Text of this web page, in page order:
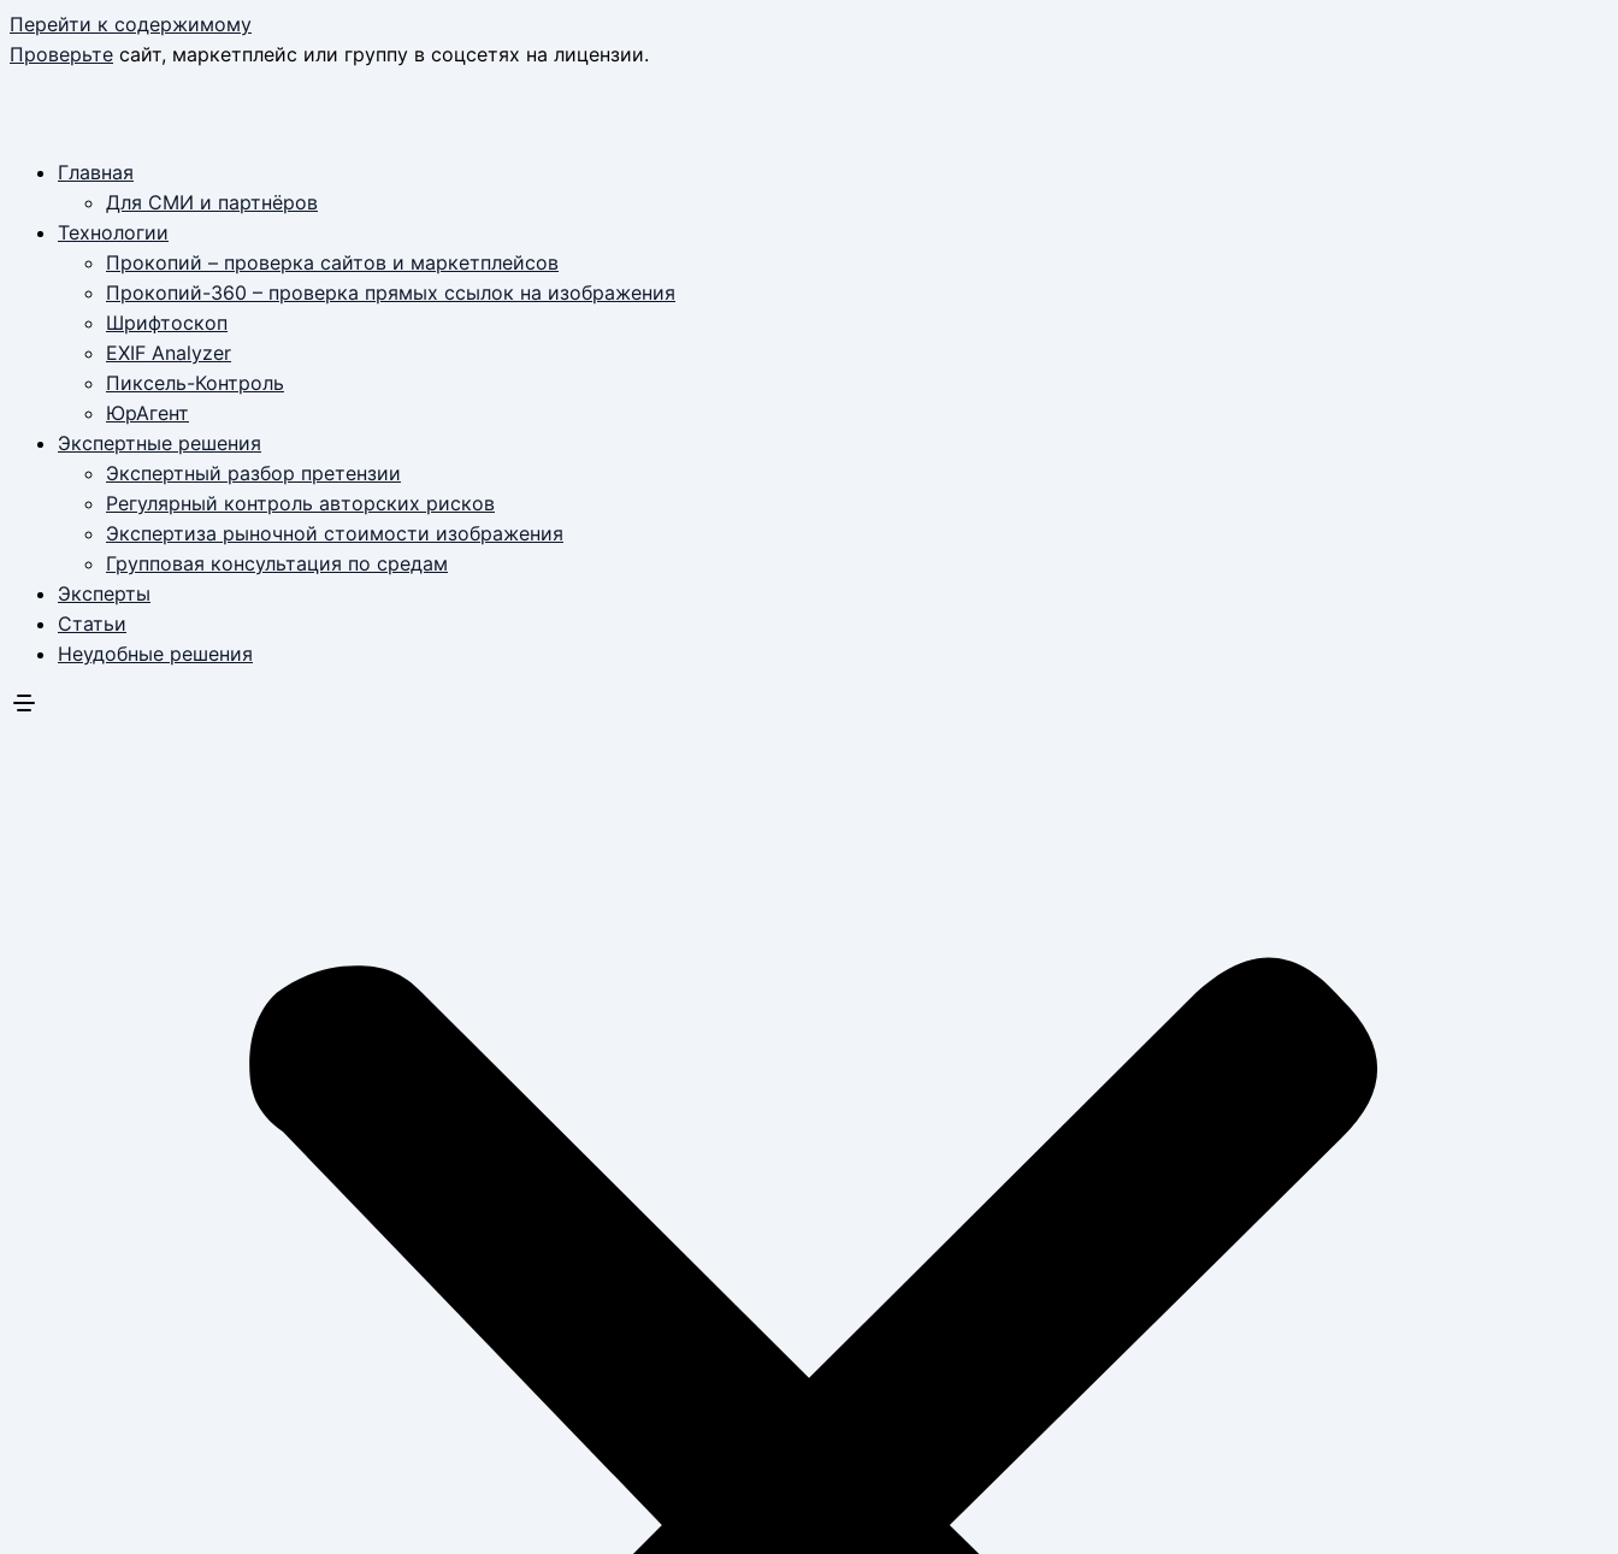
Перейти к содержимому
Проверьте сайт, маркетплейс или группу в соцсетях на лицензии.
Главная
Для СМИ и партнёров
Технологии
Прокопий – проверка сайтов и маркетплейсов
Прокопий-360 – проверка прямых ссылок на изображения
Шрифтоскоп
EXIF Analyzer
Пиксель-Контроль
ЮрАгент
Экспертные решения
Экспертный разбор претензии
Регулярный контроль авторских рисков
Экспертиза рыночной стоимости изображения
Групповая консультация по средам
Эксперты
Статьи
Неудобные решения